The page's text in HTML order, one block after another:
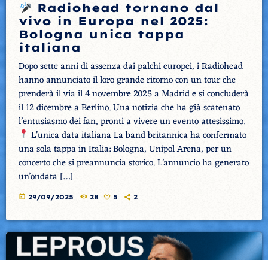
Radiohead tornano dal
vivo in Europa nel 2025:
Bologna unica tappa
italiana
Dopo sette anni di assenza dai palchi europei, i Radiohead
hanno annunciato il loro grande ritorno con un tour che
prenderà il via il 4 novembre 2025 a Madrid e si concluderà
il 12 dicembre a Berlino. Una notizia che ha già scatenato
l’entusiasmo dei fan, pronti a vivere un evento attesissimo.
L’unica data italiana La band britannica ha confermato
una sola tappa in Italia: Bologna, Unipol Arena, per un
concerto che si preannuncia storico. L’annuncio ha generato
un’ondata […]
today 29/09/2025 28 5 2